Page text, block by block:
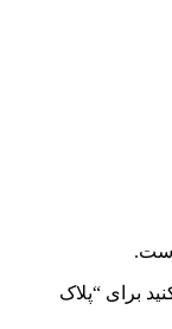
برای “پلاک